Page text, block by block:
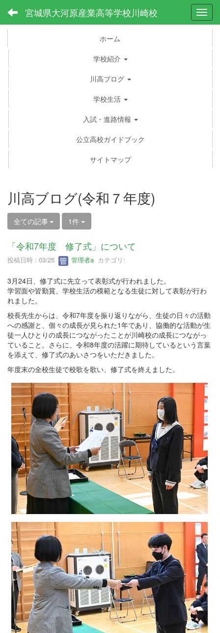
宮城県大河原産業高等学校川崎校
ホーム
学校紹介
川高ブログ
学校生活
入試・進路情報
公立高校ガイドブック
サイトマップ
川高ブログ(令和７年度)
全ての記事 1件
「令和7年度 修了式」について
投稿日時 : 03/25 管理者a カテゴリ:
3月24日、修了式に先立って表彰式が行われました。
学習面や皆勤賞、学校生活の模範となる生徒に対して表彰が行わ
れました。
校長先生からは、令和7年度を振り返りながら、生徒の日々の活動
への感謝と、個々の成長が見られた1年であり、協働的な活動が生
徒一人ひとりの成長につながったことが川崎校の成長につながっ
ていること。さらに、令和8年度の活躍に期待しているという言葉
を添えて、修了式のあいさつをいただきました。
年度末の全校生徒で校歌を歌い、修了式を終えました。